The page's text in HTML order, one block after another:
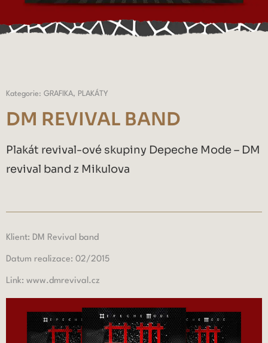
Kategorie: GRAFIKA, PLAKÁTY
DM REVIVAL BAND
Plakát revival-ové skupiny Depeche Mode – DM
revival band z Mikulova
Klient: DM Revival band
Datum realizace: 02/2015
Link: www.dmrevival.cz